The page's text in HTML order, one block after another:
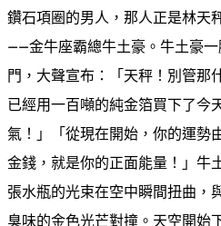
鑽石項圈的男人，那人正是林天
——金牛座霸總牛土豪。牛土豪
門，大聲宣布：「天秤！別管那
已經用一百噸的純金箔買下了今
氣！」「從現在開始，你的運勢
金錢，就是你的正面能量！」牛
張水瓶的光束在空中瞬間扭曲，
臭味的金色光芒對撞。天空開始